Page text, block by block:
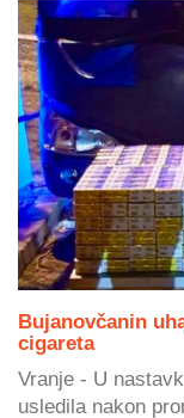
Bujanovčanin
cigareta
Vranje - U
usledila nakon